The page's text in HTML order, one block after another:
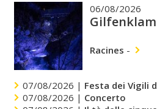
06/08/2026
Racines -
07/08/2026 | Festa dei Vigili
07/08/2026 | Concerto